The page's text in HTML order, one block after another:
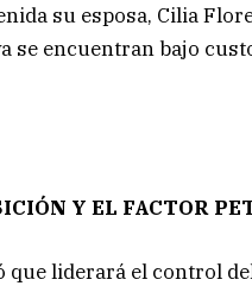
su esposa, Cilia
se encuentran bajo
Y EL FACTOR
que liderará el control